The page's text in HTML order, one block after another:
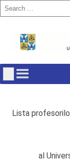
content
Lista
al